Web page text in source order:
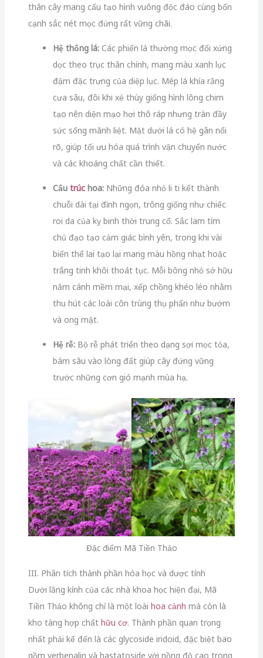
thân cây mang cấu tạo hình vuông độc đáo cùng bốn
cạnh sắc nét mọc đứng rất vững chãi.
Hệ thống lá:Các phiến lá thường mọc đối xứng
dọc theo trục thân chính, mang màu xanh lục
đậm đặc trưng của diệp lục. Mép lá khía răng
cưa sâu, đôi khi xẻ thùy giống hình lông chim
tạo nên diện mạo hơi thô ráp nhưng tràn đầy
sức sống mãnh liệt. Mặt dưới lá có hệ gân nổi
rõ, giúp tối ưu hóa quá trình vận chuyển nước
và các khoáng chất cần thiết.
Cấu trúchoa:Những đóa nhỏ li ti kết thành
chuỗi dài tại đỉnh ngọn, trông giống như chiếc
roi da của kỵ binh thời trung cổ. Sắc lam tím
chủ đạo tạo cảm giác bình yên, trong khi vài
biến thể lai tạo lại mang màu hồng nhạt hoặc
trắng tinh khôi thoát tục. Mỗi bông nhỏ sở hữu
năm cánh mềm mại, xếp chồng khéo léo nhằm
thu hút các loài côn trùng thụ phấn như bướm
và ong mật.
Hệ rễ:Bộ rễ phát triển theo dạng sợi mọc tỏa,
bám sâu vào lòng đất giúp cây đứng vững
trước những cơn gió mạnh mùa hạ.
Đặc điểm Mã Tiền Thảo
III. Phân tích thành phần hóa học và dược tính
Dưới lăng kính của các nhà khoa học hiện đại, Mã
Tiền Thảo không chỉ là một loài hoa cảnh mà còn là
kho tàng hợp chất hữu cơ. Thành phần quan trọng
nhất phải kể đến là các glycoside iridoid, đặc biệt bao
gồm verbenalin và hastatoside với nồng độ cao trong